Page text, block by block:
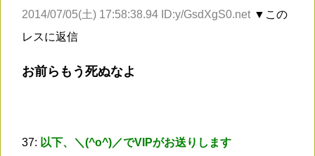
2014/07/05(土) 17:58:38.94 ID:y/GsdXgS0.net ▼この
レスに返信
お前らもう死ぬなよ
37: 以下、＼(^o^)／でVIPがお送りします